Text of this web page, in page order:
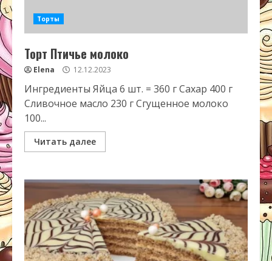
Торты
Торт Птичье молоко
Elena 12.12.2023
Ингредиенты Яйца 6 шт. = 360 г Сахар 400 г
Сливочное масло 230 г Сгущенное молоко
100...
Читать далее